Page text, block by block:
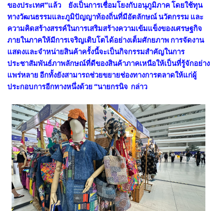
ของประเทศ”แล้ว ยังเป็นการเชื่อมโยงกับอนุภูมิภาค โดยใช้ทุน
ทางวัฒนธรรมและภูมิปัญญาท้องถิ่นที่มีอัตลักษณ์ นวัตกรรม และ
ความคิดสร้างสรรค์ในการเสริมสร้างความเข้มแข็งของเศรษฐกิจ
ภายในภาคให้มีการเจริญเติบโตได้อย่างเต็มศักยภาพ การจัดงาน
แสดงและจำหน่ายสินค้าครั้งนี้จะเป็นกิจกรรมสำคัญในการ
ประชาสัมพันธ์ภาพลักษณ์ที่ดีของสินค้าภาคเหนือให้เป็นที่รู้จักอย่าง
แพร่หลาย อีกทั้งยังสามารถช่วยขยายช่องทางการตลาดให้แก่ผู้
ประกอบการอีกทางหนึ่งด้วย “นายกรนิจ กล่าว